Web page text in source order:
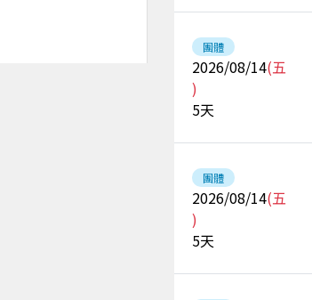
團體
2026/08/14(五
)
5天
團體
2026/08/14(五
)
5天